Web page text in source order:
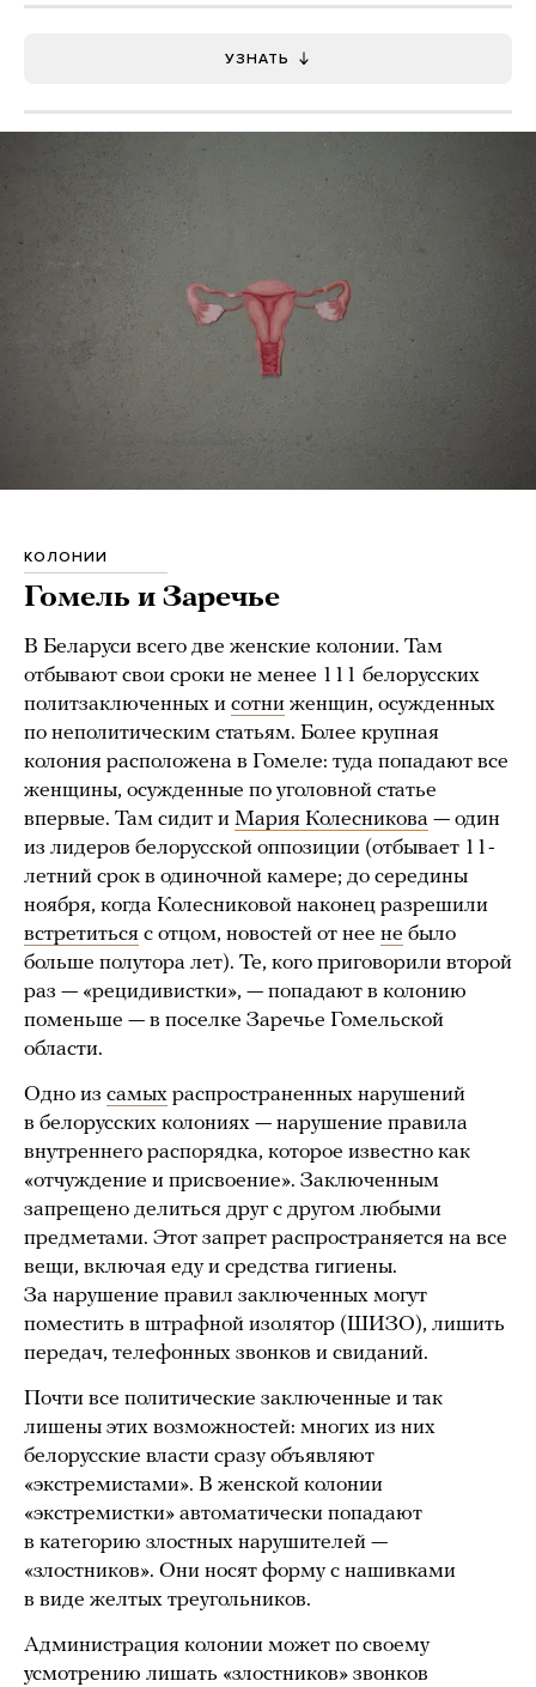
УЗНАТЬ
КОЛОНИИ
Гомель и Заречье
В Беларуси всего две женские колонии. Там
отбывают свои сроки не менее 111 белорусских
политзаключенных и сотни женщин, осужденных
по неполитическим статьям. Более крупная
колония расположена в Гомеле: туда попадают все
женщины, осужденные по уголовной статье
впервые. Там сидит и Мария Колесникова — один
из лидеров белорусской оппозиции (отбывает 11-
летний срок в одиночной камере; до середины
ноября, когда Колесниковой наконец разрешили
встретиться с отцом, новостей от нее не было
больше полутора лет). Те, кого приговорили второй
раз — «рецидивистки», — попадают в колонию
поменьше — в поселке Заречье Гомельской
области.
Одно из самых распространенных нарушений
в белорусских колониях — нарушение правила
внутреннего распорядка, которое известно как
«отчуждение и присвоение». Заключенным
запрещено делиться друг с другом любыми
предметами. Этот запрет распространяется на все
вещи, включая еду и средства гигиены.
За нарушение правил заключенных могут
поместить в штрафной изолятор (ШИЗО), лишить
передач, телефонных звонков и свиданий.
Почти все политические заключенные и так
лишены этих возможностей: многих из них
белорусские власти сразу объявляют
«экстремистами». В женской колонии
«экстремистки» автоматически попадают
в категорию злостных нарушителей —
«злостников». Они носят форму с нашивками
в виде желтых треугольников.
Администрация колонии может по своему
усмотрению лишать «злостников» звонков